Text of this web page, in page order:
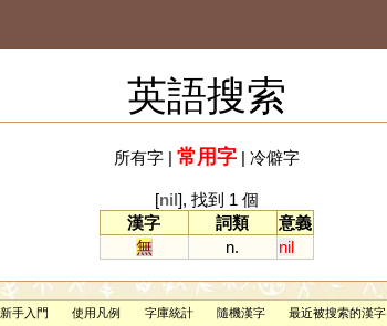
英語搜索
所有字| 常用字| 冷僻字
[nil], 找到 1 個
漢字
詞類
意義
無
n. nil
新手入門 使用凡例 字庫統計 隨機漢字
最近被搜索的漢字